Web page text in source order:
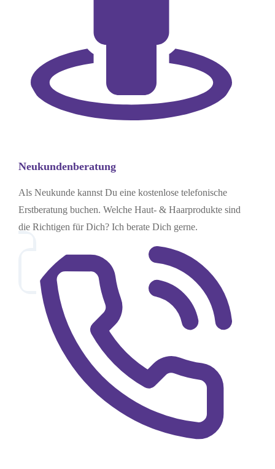
Neukundenberatung
Als Neukunde kannst Du eine kostenlose telefonische
Erstberatung buchen. Welche Haut- & Haarprodukte sind
die Richtigen für Dich? Ich berate Dich gerne.